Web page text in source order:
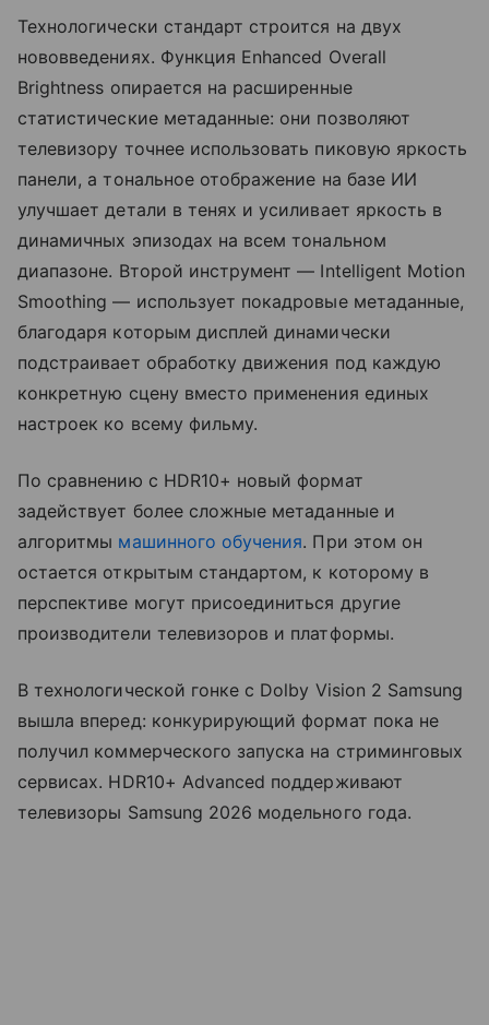
Технологически стандарт строится на двух
нововведениях. Функция Enhanced Overall
Brightness опирается на расширенные
статистические метаданные: они позволяют
телевизору точнее использовать пиковую яркость
панели, а тональное отображение на базе ИИ
улучшает детали в тенях и усиливает яркость в
динамичных эпизодах на всем тональном
диапазоне. Второй инструмент — Intelligent Motion
Smoothing — использует покадровые метаданные,
благодаря которым дисплей динамически
подстраивает обработку движения под каждую
конкретную сцену вместо применения единых
настроек ко всему фильму.
По сравнению с HDR10+ новый формат
задействует более сложные метаданные и
алгоритмы машинного обучения. При этом он
остается открытым стандартом, к которому в
перспективе могут присоединиться другие
производители телевизоров и платформы.
В технологической гонке с Dolby Vision 2 Samsung
вышла вперед: конкурирующий формат пока не
получил коммерческого запуска на стриминговых
сервисах. HDR10+ Advanced поддерживают
телевизоры Samsung 2026 модельного года.